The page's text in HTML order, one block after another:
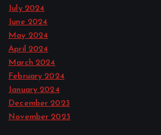
July 2024
June 2024
May 2024
April 2024
March 2024
February 2024
January 2024
December 2023
November 2023